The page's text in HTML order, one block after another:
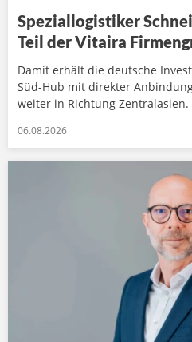
Speziallogistiker
Teil der Vitaira
Damit erhält die deutsche
Süd-Hub mit direkter
weiter in Richtung Zentralasien.
06.08.2026